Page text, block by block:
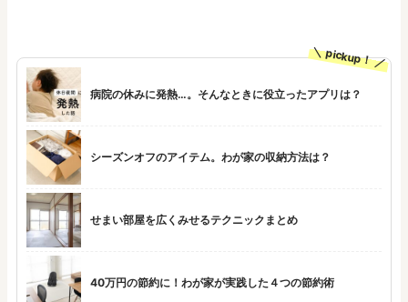
pickup！
病院の休みに発熱…。そんなときに役立ったアプリは？
シーズンオフのアイテム。わが家の収納方法は？
せまい部屋を広くみせるテクニックまとめ
40万円の節約に！わが家が実践した４つの節約術